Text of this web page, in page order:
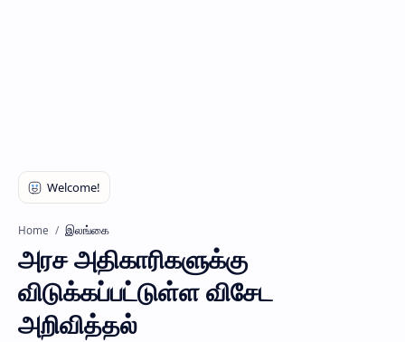
Home இலங்கை
அரச அதிகாரிகளுக்கு
விடுக்கப்பட்டுள்ள விசேட
அறிவித்தல்